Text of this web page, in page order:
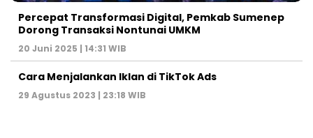
Percepat Transformasi Digital, Pemkab Sumenep
Dorong Transaksi Nontunai UMKM
20 Juni 2025 | 14:31 WIB
Cara Menjalankan Iklan di TikTok Ads
29 Agustus 2023 | 23:18 WIB